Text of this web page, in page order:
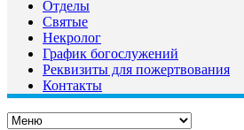
Отделы
Святые
Некролог
График богослужений
Реквизиты для пожертвования
Контакты